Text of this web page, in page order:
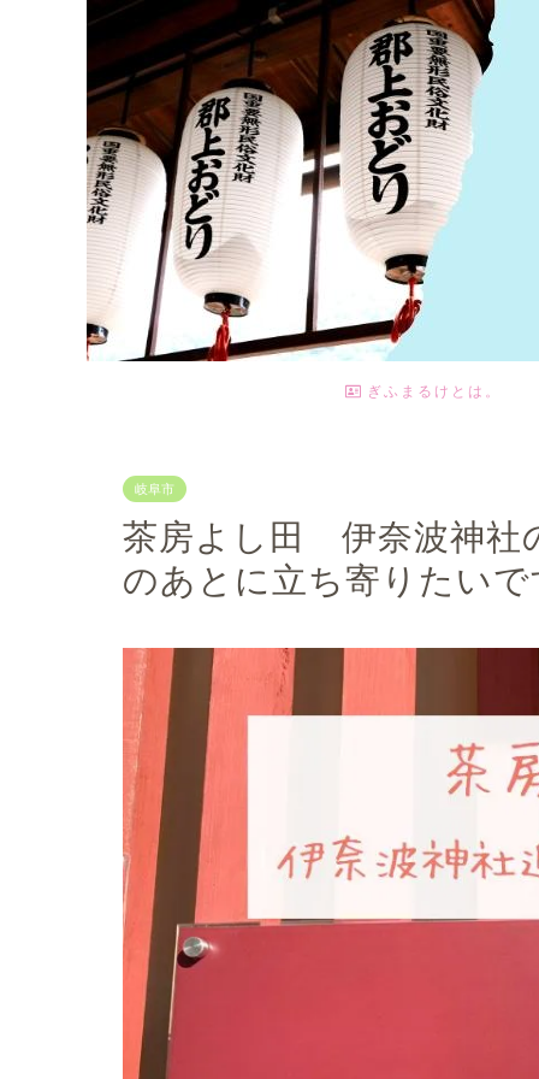
ぎふまるけとは。
岐阜市
茶房よし田 伊奈波神社
のあとに立ち寄りたいで